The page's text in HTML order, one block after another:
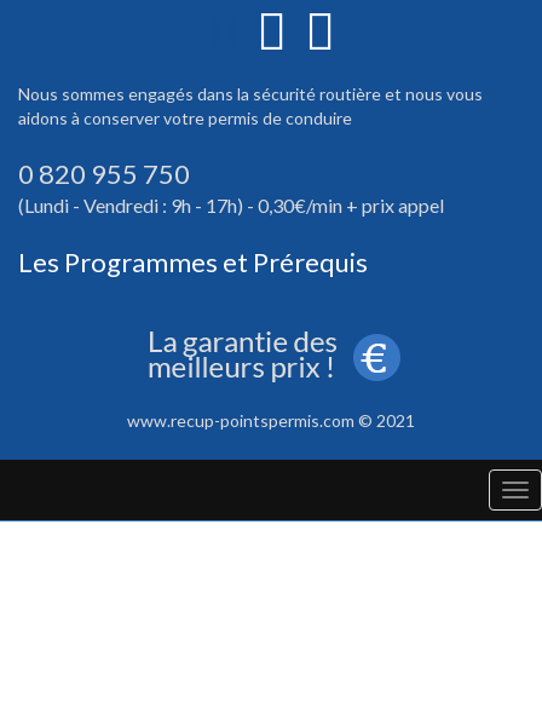
Nous sommes engagés dans la sécurité routière et nous vous
aidons à conserver votre permis de conduire
0 820 955 750
(Lundi - Vendredi : 9h - 17h) - 0,30€/min + prix appel
Les Programmes et Prérequis
www.recup-pointspermis.com © 2021